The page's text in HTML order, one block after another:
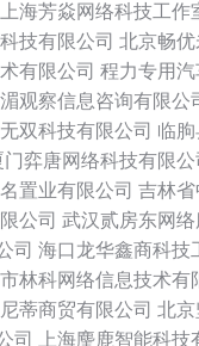
上海芳焱网络科技工作
技有限公司 北京畅
有限公司 程力专用
观察信息咨询有限公
双科技有限公司 临
门弈唐网络科技有限公
置业有限公司 吉林
公司 武汉贰房东网络
司 海口龙华鑫商科技
林科网络信息技术有
蒂商贸有限公司 北京
司
上海麈鹿智能科技